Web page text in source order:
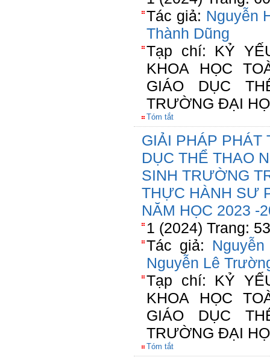
Tác giả: Nguyễn
Thành Dũng
Tạp chí: KỶ
KHOA HỌC
GIÁO DỤC
TRƯỜNG ĐẠI
Tóm tắt
GIẢI PHÁP PHÁT
DỤC THỂ THAO
SINH TRƯỜNG
THỰC HÀNH SƯ
NĂM HỌC 2023 -
1 (2024) Trang:
Tác giả:
Nguyễn Lê
Tạp chí: KỶ
KHOA HỌC
GIÁO DỤC
TRƯỜNG ĐẠI
Tóm tắt